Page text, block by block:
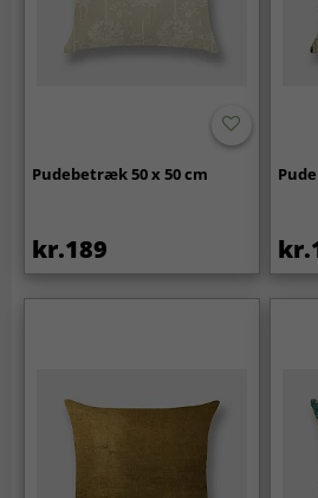
Pudebetræk 50 x 50 cm
kr.189